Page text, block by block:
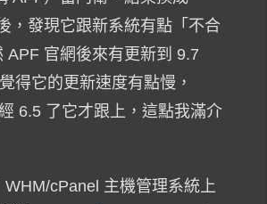
，發現它跟新系統有點「不合
APF 官網後來有更新到 9.7
得它的更新速度有點慢，
6.5 了它才跟上，這點我滿介
WHM/cPanel 主機管理系統上